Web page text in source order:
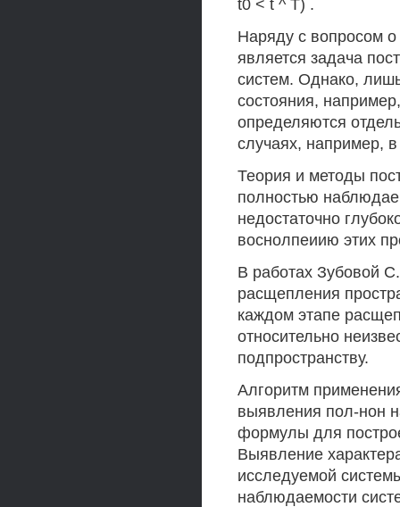
t0 < t ^ Т) .
Наряду с вопросом
является задача
систем. Однако,
состояния,
определяются
случаях, например,
Теория и методы
полностью
недостаточно
воснолпеиию этих
В работах Зубовой
расщепления
каждом этапе
относительно
подпространству.
Алгоритм
выявления пол-нон
формулы для
Выявление
исследуемой
наблюдаемости